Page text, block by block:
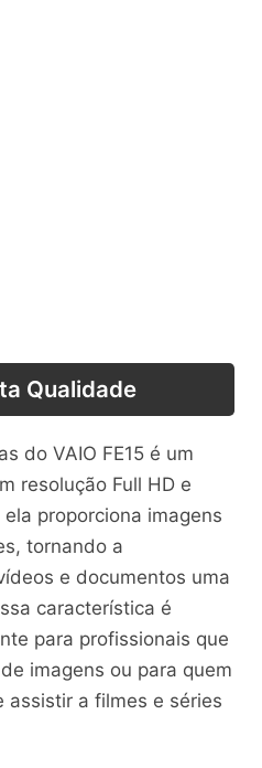
Qualidade
do VAIO FE15 é um
resolução Full HD e
proporciona imagens
tornando a
e documentos uma
característica é
para profissionais que
imagens ou para quem
assistir a filmes e séries